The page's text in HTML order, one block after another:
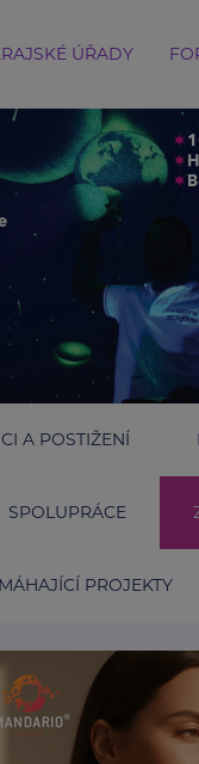
ÚŘADY
A POSTIŽENÍ
SPOLUPRÁCE
PROJEKTY